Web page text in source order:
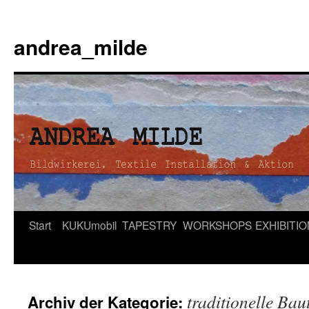
andrea_milde
Zum
Start KUKUmobil TAPESTRY WORKSHOPS
Archiv der Kategorie: traditionelle